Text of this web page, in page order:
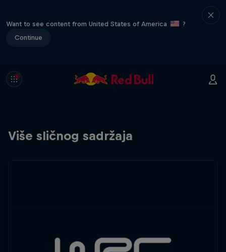
Want to see content from United States of America
?
Continue
Više sličnog sadržaja